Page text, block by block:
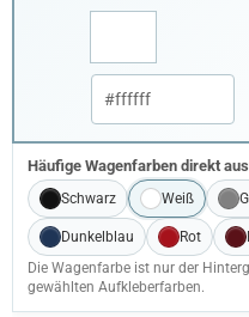
Häufige Wagenfarben direkt
Schwarz Weiß
Dunkelblau Rot
Die Wagenfarbe ist nur der
gewählten Aufkleberfarben.